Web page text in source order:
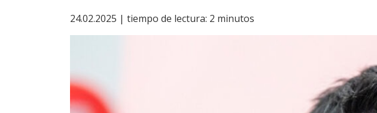
24.02.2025 | tiempo de lectura: 2 minutos